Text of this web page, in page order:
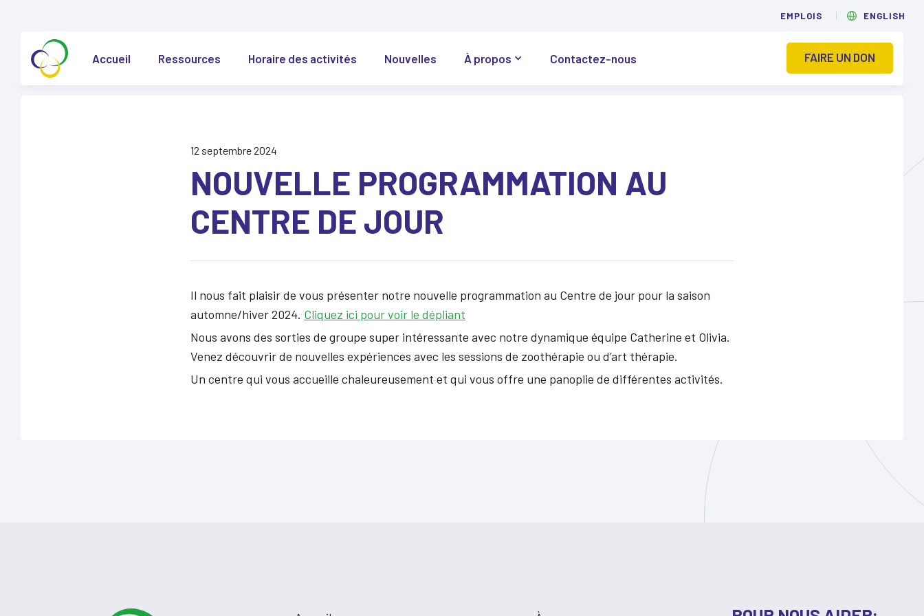
EMPLOIS ENGLISH
Accueil Ressources Horaire des activités Nouvelles À propos Contactez-nous FAIRE UN DON
12 septembre 2024
NOUVELLE PROGRAMMATION AU
CENTRE DE JOUR
Il nous fait plaisir de vous présenter notre nouvelle programmation au Centre de jour pour la saison
automne/hiver 2024. Cliquez ici pour voir le dépliant
Nous avons des sorties de groupe super intéressante avec notre dynamique équipe Catherine et Olivia.
Venez découvrir de nouvelles expériences avec les sessions de zoothérapie ou d’art thérapie.
Un centre qui vous accueille chaleureusement et qui vous offre une panoplie de différentes activités.